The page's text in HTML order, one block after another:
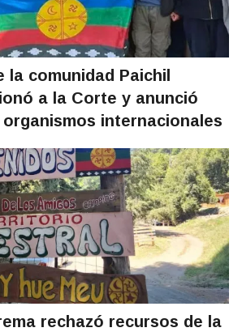
la comunidad Paichil
a la Corte y anunció
internacionales
rechazó recursos de la